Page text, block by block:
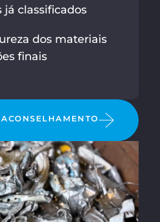
já classificados
dos materiais
finais